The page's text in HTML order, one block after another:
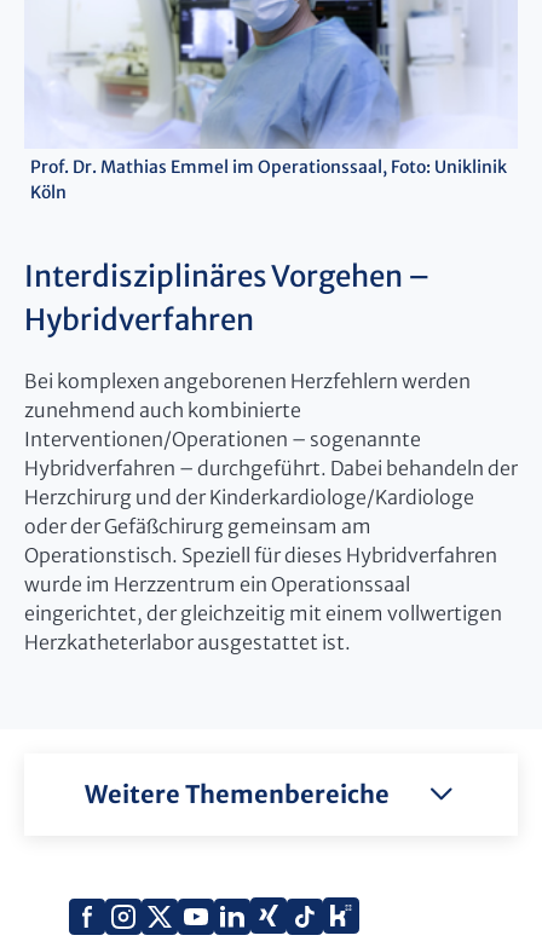
Prof. Dr. Mathias Emmel im Operationssaal, Foto: Uniklinik
Köln
Interdisziplinäres Vorgehen –
Hybridverfahren
Bei komplexen angeborenen Herzfehlern werden
zunehmend auch kombinierte
Interventionen/Operationen – sogenannte
Hybridverfahren – durchgeführt. Dabei behandeln der
Herzchirurg und der Kinderkardiologe/Kardiologe
oder der Gefäßchirurg gemeinsam am
Operationstisch. Speziell für dieses Hybridverfahren
wurde im Herzzentrum ein Operationssaal
eingerichtet, der gleichzeitig mit einem vollwertigen
Herzkatheterlabor ausgestattet ist.
Weitere Themenbereiche
Facebook
Instagram
X
YouTube
LinkedIn
Xing TiktokKununu